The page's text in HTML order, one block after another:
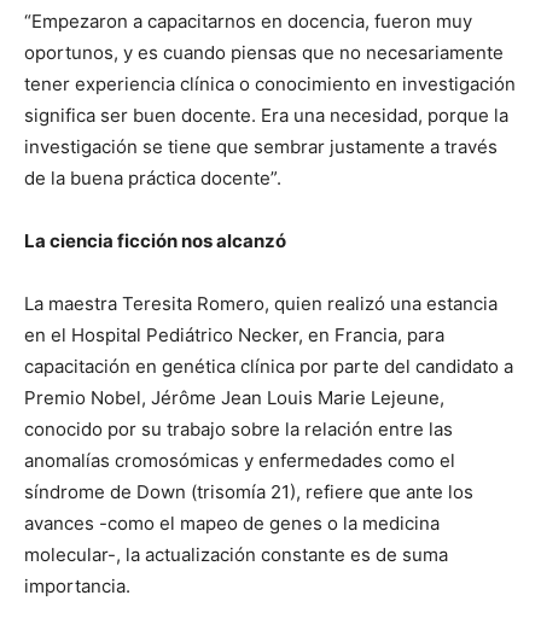
“Empezaron a capacitarnos en docencia, fueron muy
oportunos, y es cuando piensas que no necesariamente
tener experiencia clínica o conocimiento en investigación
significa ser buen docente. Era una necesidad, porque la
investigación se tiene que sembrar justamente a través
de la buena práctica docente”.
La ciencia ficción nos alcanzó
La maestra Teresita Romero, quien realizó una estancia
en el Hospital Pediátrico Necker, en Francia, para
capacitación en genética clínica por parte del candidato a
Premio Nobel, Jérôme Jean Louis Marie Lejeune,
conocido por su trabajo sobre la relación entre las
anomalías cromosómicas y enfermedades como el
síndrome de Down (trisomía 21), refiere que ante los
avances -como el mapeo de genes o la medicina
molecular-, la actualización constante es de suma
importancia.